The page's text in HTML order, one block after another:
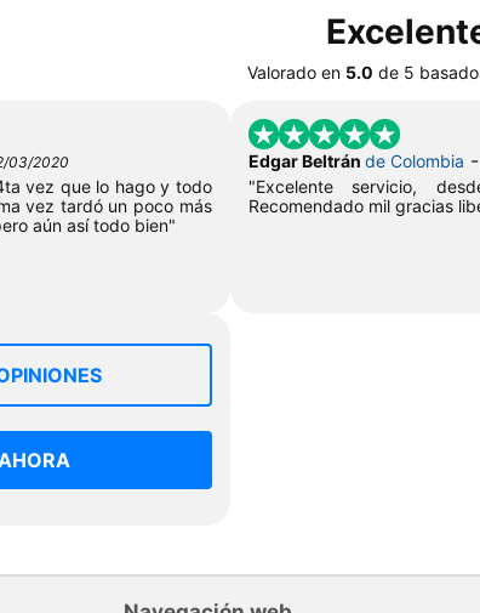
Valorado en 5.0 de 5
03/2020
vez que lo hago y todo
vez tardó un poco más
aún así todo bien"
Edgar Beltrán de Colombia -
"Excelente servicio,
Recomendado mil gracias